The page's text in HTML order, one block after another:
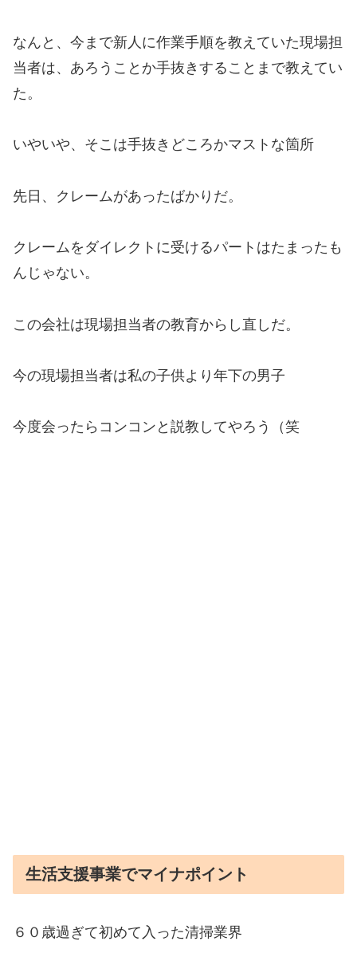
なんと、今まで新人に作業手順を教えていた現場担
当者は、あろうことか手抜きすることまで教えてい
た。
いやいや、そこは手抜きどころかマストな箇所
先日、クレームがあったばかりだ。
クレームをダイレクトに受けるパートはたまったも
んじゃない。
この会社は現場担当者の教育からし直しだ。
今の現場担当者は私の子供より年下の男子
今度会ったらコンコンと説教してやろう（笑
生活支援事業でマイナポイント
６０歳過ぎて初めて入った清掃業界